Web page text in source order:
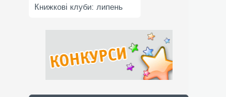
Книжкові клуби: липень